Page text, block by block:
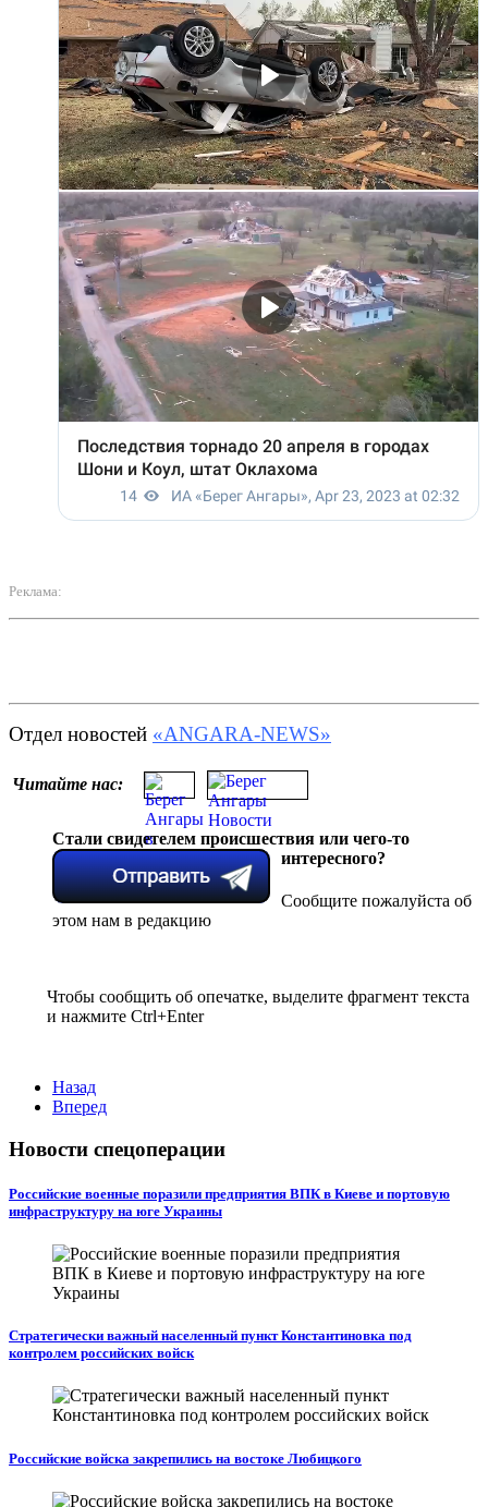
Реклама:
Отдел новостей «ANGARA-NEWS»
Читайте нас:
Стали свидетелем происшествия или чего-то
интересного?
Сообщите пожалуйста об
этом нам в редакцию
Чтобы сообщить об опечатке, выделите фрагмент текста
и нажмите Ctrl+Enter
Назад
Вперед
Новости спецоперации
Российские военные поразили предприятия ВПК в Киеве и портовую
инфраструктуру на юге Украины
Стратегически важный населенный пункт Константиновка под
контролем российских войск
Российские войска закрепились на востоке Любицкого